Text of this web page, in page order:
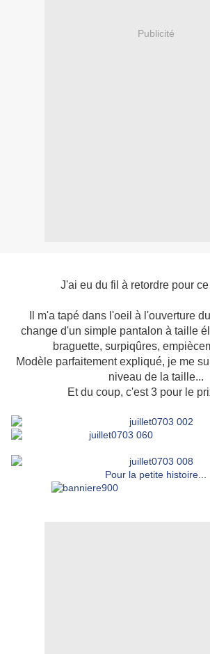
Publicité
J'ai eu du fil à retordre pour
Il m'a tapé dans l'oeil à l'ouverture
change d'un simple pantalon à taille
braguette, surpiqûres,
Modèle parfaitement expliqué, je me
niveau de la taille...
Et du coup, c'est 3 pour le
Pour la petite histoire...